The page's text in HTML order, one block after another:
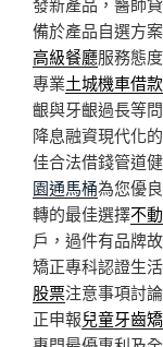
備於產品自選方
高級餐廳服務態
專業土城機車借款
齦與牙齦過長等
降息融資現代化
佳合法借錢管道
園通馬桶為您優
轉的最佳選擇不
戶，過件有品牌
矯正專科認證生
股票注意事項討
正申報兒童牙齒